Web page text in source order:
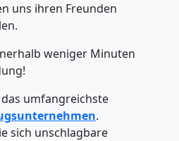
uns ihren Freunden
weniger Minuten
umfangreichste
.
sich unschlagbare